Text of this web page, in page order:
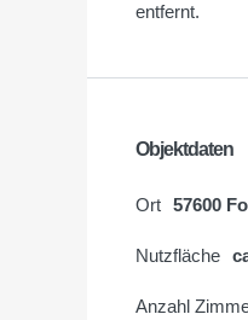
entfernt.
Objektdaten
Ort 57600
Nutzfläche
Anzahl